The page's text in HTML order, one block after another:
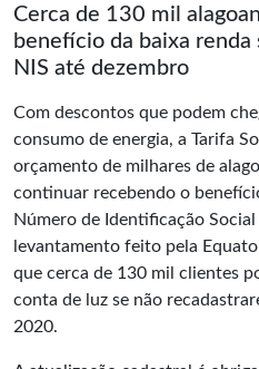
Cerca de 130 mil
benefício da baixa
NIS até dezembro
Com descontos que podem
consumo de energia, a Tarifa
orçamento de milhares de
continuar recebendo o
Número de Identificação
levantamento feito pela
que cerca de 130 mil clientes
conta de luz se não
2020.